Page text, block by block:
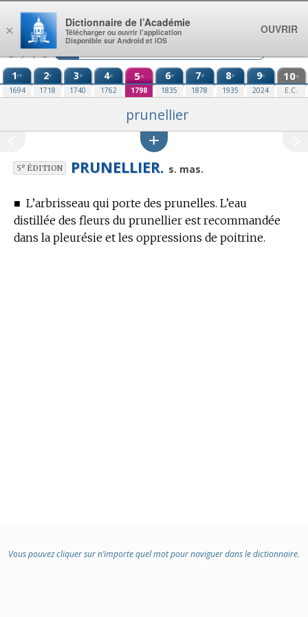
Aller au contenu
1re
1694
2e
1718
3e
1740
4e
1762
5e
1798
6e
1835
7e
1878
8e
1935
9e
2024
10e
E.C.
prunellier
5eÉDITION PRUNELLIER. s. mas.
■ L’arbrisseau qui porte des prunelles. L’eau
distillée des fleurs du prunellier est recommandée
dans la pleurésie et les oppressions de poitrine.
Vous pouvez cliquer sur n’importe quel mot pour naviguer dans le dictionnaire.
×
Dictionnaire de l’Académie
Télécharger ou ouvrir l’application
Disponible sur Android et iOS
OUVRIR